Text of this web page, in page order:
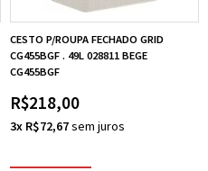
CESTO P/ROUPA FECHADO GRID
CG455BGF . 49L 028811 BEGE
CG455BGF
R$218,00
3x R$72,67